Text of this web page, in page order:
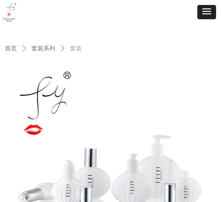
首页 ꄲ 套装系列 ꄲ 套装